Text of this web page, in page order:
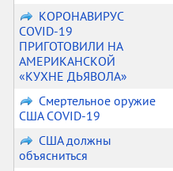
КОРОНАВИРУС
COVID-19
ПРИГОТОВИЛИ НА
АМЕРИКАНСКОЙ
«КУХНЕ ДЬЯВОЛА»
Смертельное оружие
США COVID-19
США должны
объясниться